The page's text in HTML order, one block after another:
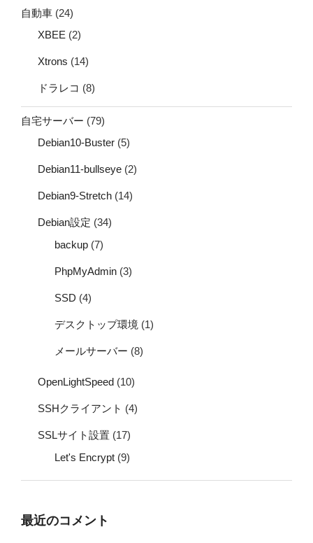
自動車 (24)
XBEE (2)
Xtrons (14)
ドラレコ (8)
自宅サーバー (79)
Debian10-Buster (5)
Debian11-bullseye (2)
Debian9-Stretch (14)
Debian設定 (34)
backup (7)
PhpMyAdmin (3)
SSD (4)
デスクトップ環境 (1)
メールサーバー (8)
OpenLightSpeed (10)
SSHクライアント (4)
SSLサイト設置 (17)
Let's Encrypt (9)
最近のコメント